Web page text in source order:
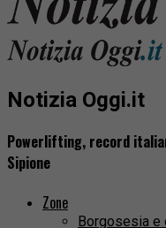
Notizia Oggi.it
Powerlifting, record
Sipione
Zone
Borgosesia e